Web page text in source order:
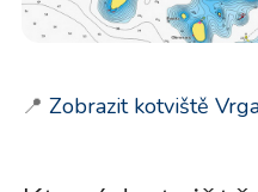
📍 Zobrazit kotviště